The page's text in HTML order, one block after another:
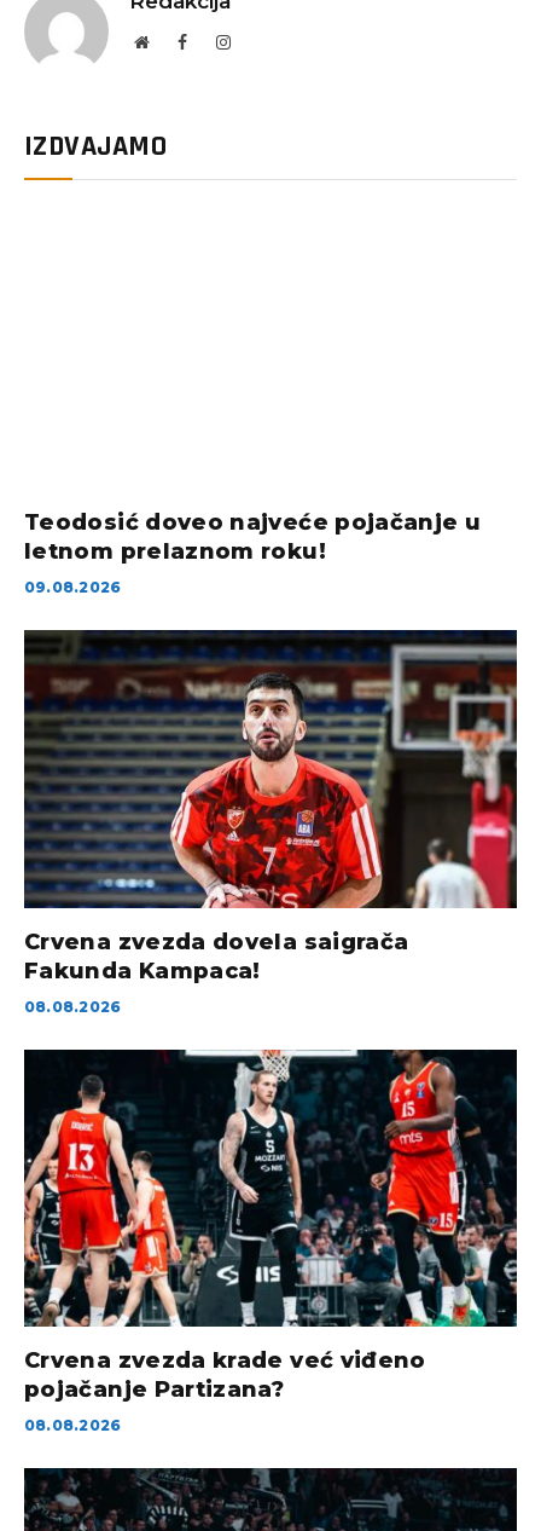
WebsiteFacebookInstagram
IZDVAJAMO
Teodosić doveo najveće pojačanje u
letnom prelaznom roku!
09.08.2026
Crvena zvezda dovela saigrača
Fakunda Kampaca!
08.08.2026
Crvena zvezda krade već viđeno
pojačanje Partizana?
08.08.2026